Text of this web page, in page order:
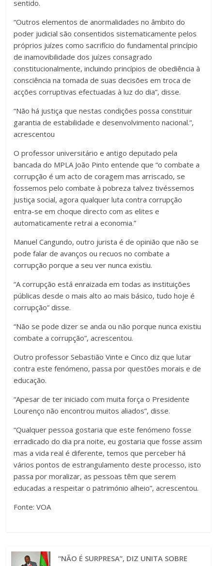
sentido.
“Outros elementos de anormalidades no âmbito do
poder judicial são consentidos sistematicamente pelos
próprios juízes como sacrifício do fundamental princípio
de inamovibilidade dos juízes consagrado
constitucionalmente, incluindo princípios de obediência à
consciência na tomada de suas decisões em troca de
acções corruptivas efectuadas à luz do dia”, disse.
“Não há justiça que nestas condições possa constituir
garantia de estabilidade e desenvolvimento nacional.”,
acrescentou
O professor universitário e antigo deputado pela
bancada do MPLA João Pinto entende que “o combate a
corrupção é um acto de coragem mas arriscado, se
fossemos pelo combate à pobreza talvez tivéssemos
justiça social, agora qualquer luta contra corrupção
entra-se em choque directo com as elites e
automaticamente retrai a economia.”
Manuel Cangundo, outro jurista é de opinião que não se
pode falar de avanços ou recuos no combate a
corrupção porque a seu ver nunca existiu.
“A corrupção está enraizada em todas as instituições
públicas desde o mais alto ao mais básico, tudo hoje é
corrupção” disse.
“Não se pode dizer se anda ou não porque nunca existiu
combate a corrupção”, acrescentou.
Outro professor Sebastião Vinte e Cinco diz que lutar
contra este fenómeno, passa por questões morais e de
educação.
“Apesar de ter iniciado com muita força o Presidente
Lourenço não encontrou muitos aliados”, disse.
“Qualquer pessoa gostaria que este fenómeno fosse
erradicado do dia pra noite, eu gostaria que fosse assim
mas a vida real é diferente, temos que perceber há
vários pontos de estrangulamento deste processo, isto
passa por moralizar, as pessoas têm que serem
educadas a respeitar o património alheio”, acrescentou.
Fonte: VOA
“NÃO É SURPRESA”, DIZ UNITA SOBRE